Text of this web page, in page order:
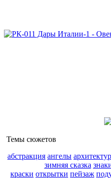
Темы сюжетов
абстракция ангелы
зимняя сказка
краски открытки пейзаж